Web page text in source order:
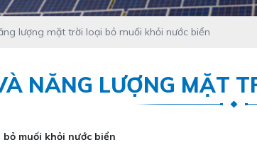
lượng mặt trời loại bỏ muối khỏi nước biển
NĂNG LƯỢNG MẶT
muối khỏi nước biển